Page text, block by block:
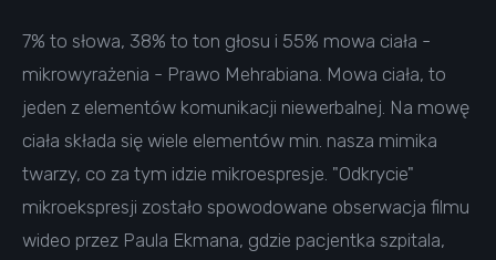
7% to słowa, 38% to ton głosu i 55% mowa ciała -
mikrowyrażenia - Prawo Mehrabiana. Mowa ciała, to
jeden z elementów komunikacji niewerbalnej. Na mowę
ciała składa się wiele elementów min. nasza mimika
twarzy, co za tym idzie mikroespresje. "Odkrycie"
mikroekspresji zostało spowodowane obserwacja filmu
wideo przez Paula Ekmana, gdzie pacjentka szpitala,